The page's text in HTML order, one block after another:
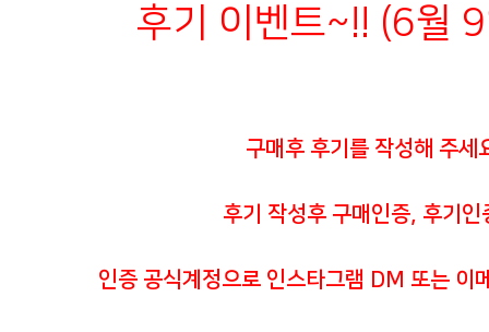
후기 이벤트~!! (6월
구매후 후기를 작성해 주세
후기 작성후 구매인증, 후기인
인증 공식계정으로 인스타그램 DM 또는 이